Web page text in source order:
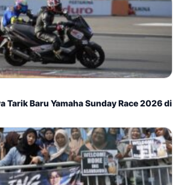
Tarik Baru Yamaha Sunday Race 2026 di